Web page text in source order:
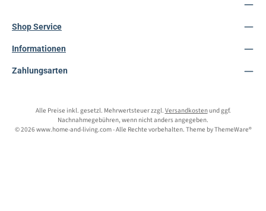
Shop Service
Informationen
Zahlungsarten
Alle Preise inkl. gesetzl. Mehrwertsteuer zzgl. Versandkostenund ggf.
Nachnahmegebühren, wenn nicht anders angegeben.
© 2026 www.home-and-living.com - Alle Rechte vorbehalten. Theme byThemeWare®